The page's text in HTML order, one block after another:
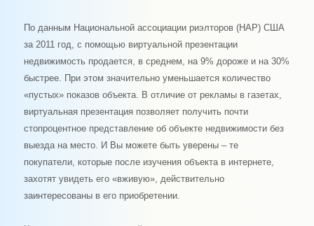
По данным Национальной ассоциации риэлторов (НАР) США
за 2011 год, с помощью виртуальной презентации
недвижимость продается, в среднем, на 9% дороже и на 30%
быстрее. При этом значительно уменьшается количество
«пустых» показов объекта. В отличие от рекламы в газетах,
виртуальная презентация позволяет получить почти
стопроцентное представление об объекте недвижимости без
выезда на место. И Вы можете быть уверены – те
покупатели, которые после изучения объекта в интернете,
захотят увидеть его «вживую», действительно
заинтересованы в его приобретении.